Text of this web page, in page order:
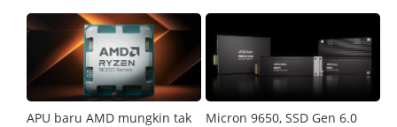
APU baru AMD mungkin tak
Micron 9650, SSD Gen 6.0